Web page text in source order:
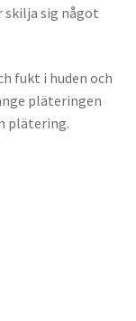
skilja sig något
fukt i huden och
pläteringen
plätering.